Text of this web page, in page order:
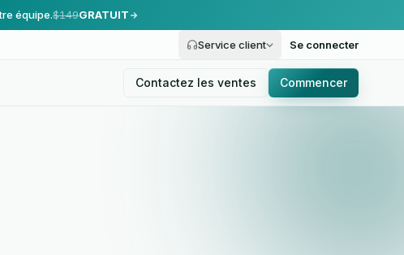
équipe.$149GRATUIT
Service client Se connecter
Contactez les ventes Commencer